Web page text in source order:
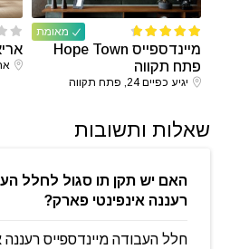
מאומת
מיינדספייס Hope Town
פתח תקווה
יגיע כפיים 24, פתח תקווה
שאלות ותשובות
האם יש תקן תו סגול לחלל
רעננה אינפינטי פארק?
חלל העבודה מיינדספייס רעננה